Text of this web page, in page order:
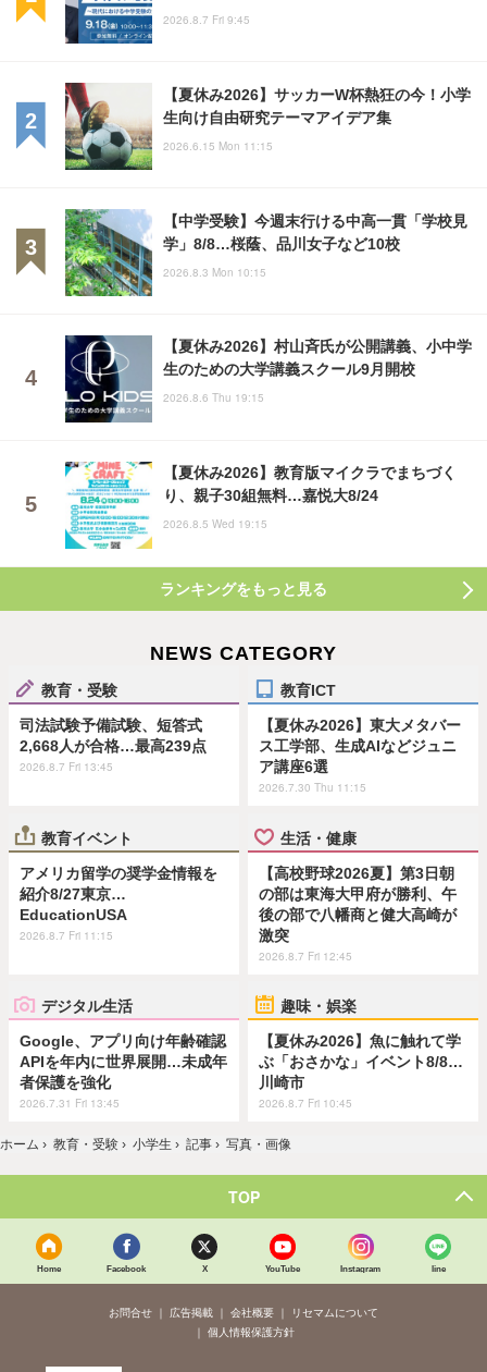
2026.8.7 Fri 9:45
【夏休み2026】サッカーW杯熱狂の今！小学
生向け自由研究テーマアイデア集
2026.6.15 Mon 11:15
【中学受験】今週末行ける中高一貫「学校見
学」8/8…桜蔭、品川女子など10校
2026.8.3 Mon 10:15
【夏休み2026】村山斉氏が公開講義、小中学
生のための大学講義スクール9月開校
2026.8.6 Thu 19:15
【夏休み2026】教育版マイクラでまちづく
り、親子30組無料…嘉悦大8/24
2026.8.5 Wed 19:15
ランキングをもっと見る
NEWS CATEGORY
教育・受験
司法試験予備試験、短答式
2,668人が合格…最高239点
2026.8.7 Fri 13:45
教育ICT
【夏休み2026】東大メタバー
ス工学部、生成AIなどジュニ
ア講座6選
2026.7.30 Thu 11:15
教育イベント
アメリカ留学の奨学金情報を
紹介8/27東京…
EducationUSA
2026.8.7 Fri 11:15
生活・健康
【高校野球2026夏】第3日朝
の部は東海大甲府が勝利、午
後の部で八幡商と健大高崎が
激突
2026.8.7 Fri 12:45
デジタル生活
Google、アプリ向け年齢確認
APIを年内に世界展開…未成年
者保護を強化
2026.7.31 Fri 13:45
趣味・娯楽
【夏休み2026】魚に触れて学
ぶ「おさかな」イベント8/8…
川崎市
2026.8.7 Fri 10:45
ホーム › 教育・受験 › 小学生 › 記事 › 写真・画像
TOP
Home Facebook X YouTube Instagram line
お問合せ 広告掲載 会社概要
リセマムについて
個人情報保護方針